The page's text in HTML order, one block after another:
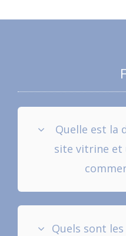
Quelle est la
site vitrine et
Quels sont